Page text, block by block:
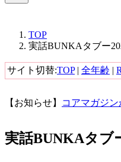
ッ
す
る
TOP
実話BUNKAタブー
サイト切替:TOP| 全年齢 |
【お知らせ】 コアマガジン
実話BUNKAタブ